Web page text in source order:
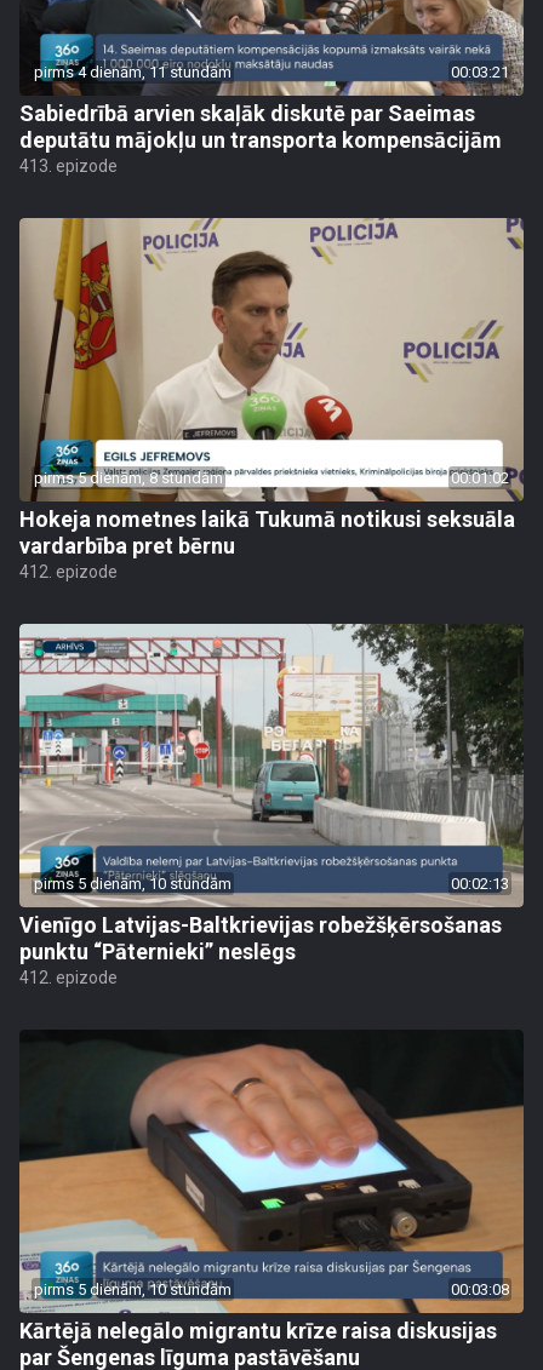
pirms 4 dienām, 11 stundām 00:03:21
Sabiedrībā arvien skaļāk diskutē par Saeimas
deputātu mājokļu un transporta kompensācijām
413. epizode
pirms 5 dienām, 8 stundām 00:01:02
Hokeja nometnes laikā Tukumā notikusi seksuāla
vardarbība pret bērnu
412. epizode
pirms 5 dienām, 10 stundām 00:02:13
Vienīgo Latvijas-Baltkrievijas robežšķērsošanas
punktu “Pāternieki” neslēgs
412. epizode
pirms 5 dienām, 10 stundām 00:03:08
Kārtējā nelegālo migrantu krīze raisa diskusijas
par Šengenas līguma pastāvēšanu